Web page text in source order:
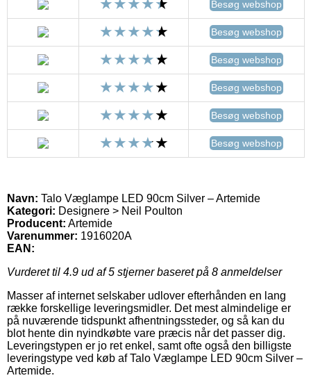
Besøg webshop
Besøg webshop
Besøg webshop
Besøg webshop
Besøg webshop
Besøg webshop
Navn: Talo Væglampe LED 90cm Silver – Artemide
Kategori: Designere > Neil Poulton
Producent: Artemide
Varenummer: 1916020A
EAN:
Vurderet til 4.9 ud af 5 stjerner baseret på 8 anmeldelser
Masser af internet selskaber udlover efterhånden en lang
række forskellige leveringsmidler. Det mest almindelige er
på nuværende tidspunkt afhentningssteder, og så kan du
blot hente din nyindkøbte vare præcis når det passer dig.
Leveringstypen er jo ret enkel, samt ofte også den billigste
leveringstype ved køb af Talo Væglampe LED 90cm Silver –
Artemide.